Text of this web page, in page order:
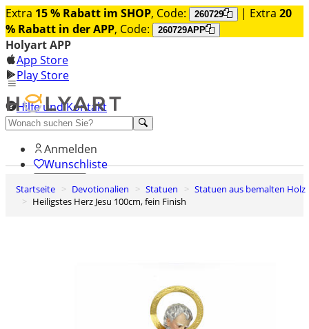
Extra 15 % Rabatt im SHOP, Code: 260729 | Extra 20
% Rabatt in der APP, Code: 260729APP
Holyart APP
App Store
Play Store
Hilfe und Kontakt
Entdecken Sie Premium
Anmelden
Wunschliste
0
Warenkorb
Startseite Devotionalien Statuen
Statuen aus bemalten Holz
Heiligstes Herz Jesu 100cm, fein Finish